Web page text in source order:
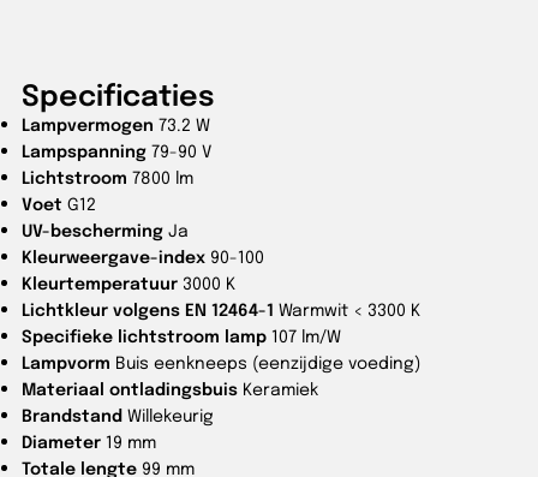
Specificaties
Lampvermogen 73.2 W
Lampspanning 79-90 V
Lichtstroom 7800 lm
Voet G12
UV-bescherming Ja
Kleurweergave-index 90-100
Kleurtemperatuur 3000 K
Lichtkleur volgens EN 12464-1 Warmwit < 3300 K
Specifieke lichtstroom lamp 107 lm/W
Lampvorm Buis eenkneeps (eenzijdige voeding)
Materiaal ontladingsbuis Keramiek
Brandstand Willekeurig
Diameter 19 mm
Totale lengte 99 mm